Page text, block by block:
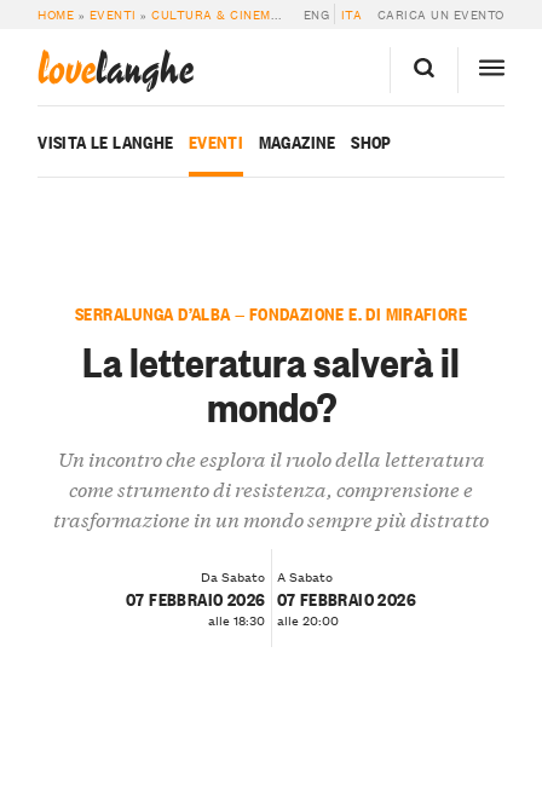
HOME » EVENTI »CULTURA & CINEMA » LA LETTERATURA SALVERÀ IL
ENG ITA CARICA UN EVENTO
lovelanghe
VISITA LE LANGHE EVENTI MAGAZINE SHOP
SERRALUNGA D’ALBA — FONDAZIONE E. DI MIRAFIORE
La letteratura salverà il
mondo?
Un incontro che esplora il ruolo della letteratura
come strumento di resistenza, comprensione e
trasformazione in un mondo sempre più distratto
Da Sabato
07 FEBBRAIO 2026
alle 18:30
A Sabato
07 FEBBRAIO 2026
alle 20:00